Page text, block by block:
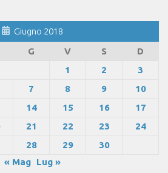
Giugno 2018
G V S
D
1
2
3
7 8 9
10
14 15 16
17
21 22 23
24
28 29
30
« Mag
Lug »